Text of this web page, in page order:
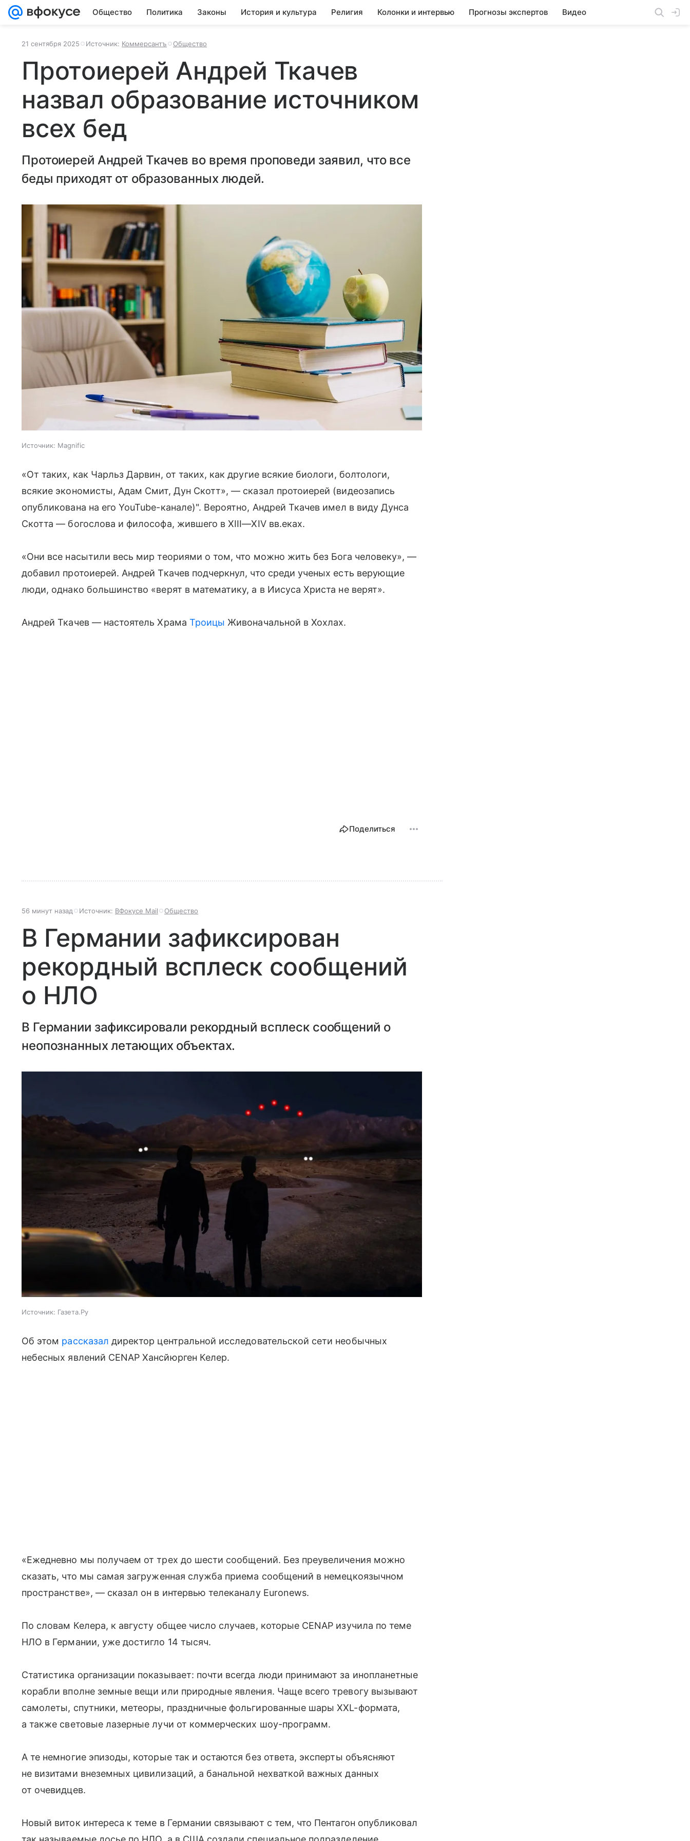
Общество Политика Законы История и культура Религия Колонки и интервью Прогнозы экспертов Видео
21 сентября 2025 Источник: Коммерсантъ Общество
Протоиерей Андрей Ткачев
назвал образование источником
всех бед
Протоиерей Андрей Ткачев во время проповеди заявил, что все
беды приходят от образованных людей.
Источник: Magnific
«От таких, как Чарльз Дарвин, от таких, как другие всякие биологи, болтологи,
всякие экономисты, Адам Смит, Дун Скотт», — сказал протоиерей (видеозапись
опубликована на его YouTube-канале)". Вероятно, Андрей Ткачев имел в виду Дунса
Скотта — богослова и философа, жившего вXIII—XIV вв.еках.
«Они все насытили весь мир теориями о том, что можно жить без Бога человеку», —
добавил протоиерей. Андрей Ткачев подчеркнул, что среди ученых есть верующие
люди, однако большинство «верят в математику, а в Иисуса Христа не верят».
Андрей Ткачев — настоятель Храма Троицы Живоначальной в Хохлах.
Поделиться
56 минут назад Источник: ВФокусе Mail Общество
В Германии зафиксирован
рекордный всплеск сообщений
о НЛО
В Германии зафиксировали рекордный всплеск сообщений о
неопознанных летающих объектах.
Источник: Газета.Ру
Об этом рассказал директор центральной исследовательской сети необычных
небесных явлений CENAP Хансйюрген Келер.
«Ежедневно мы получаем от трех до шести сообщений. Без преувеличения можно
сказать, что мы самая загруженная служба приема сообщений в немецкоязычном
пространстве», — сказал он в интервью телеканалу Euronews.
По словам Келера, к августу общее число случаев, которые CENAP изучила по теме
НЛО в Германии, уже достигло 14 тысяч.
Статистика организации показывает: почти всегда люди принимают за инопланетные
корабли вполне земные вещи или природные явления. Чаще всего тревогу вызывают
самолеты, спутники, метеоры, праздничные фольгированные шары XXL-формата,
а также световые лазерные лучи от коммерческих шоу-программ.
А те немногие эпизоды, которые так и остаются без ответа, эксперты объясняют
не визитами внеземных цивилизаций, а банальной нехваткой важных данных
от очевидцев.
Новый виток интереса к теме в Германии связывают с тем, что Пентагон опубликовал